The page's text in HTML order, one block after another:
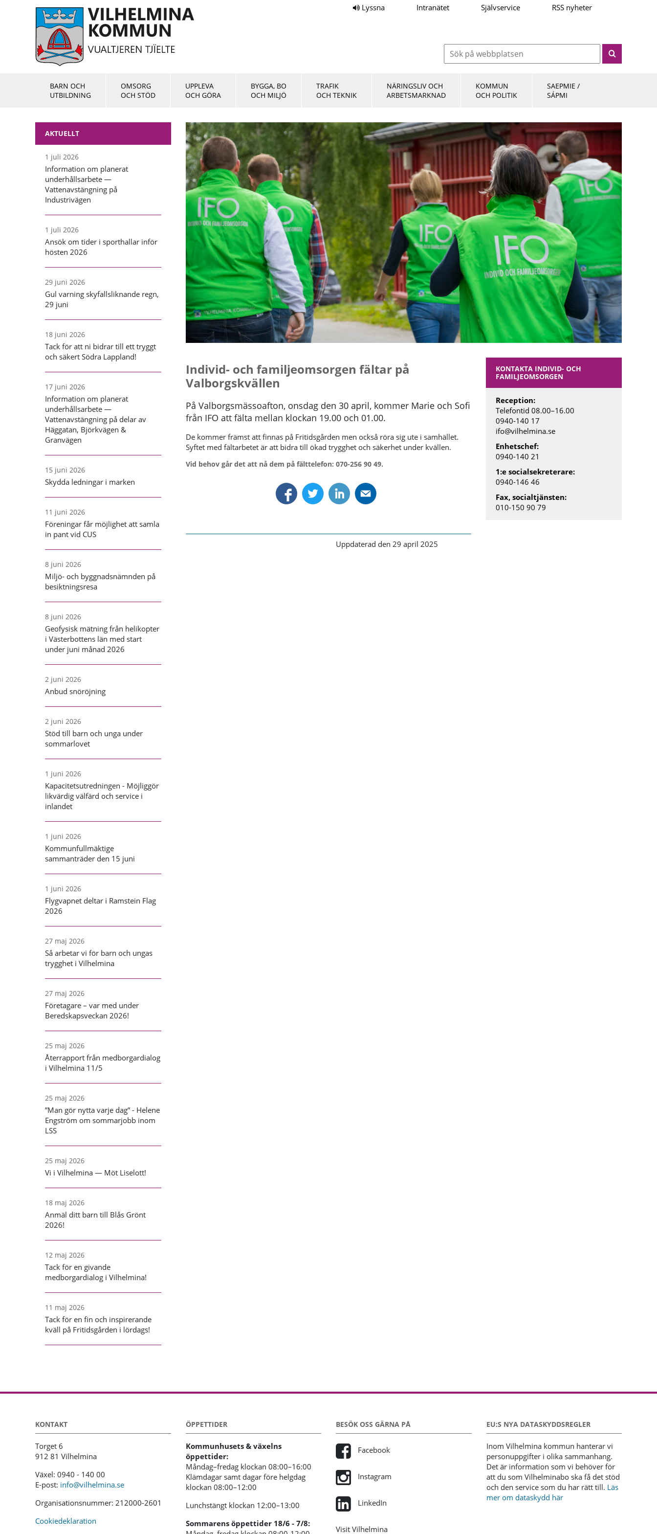
Lyssna Intranätet Självservice RSS nyheter
BARN OCH
UTBILDNING
OMSORG
OCH STÖD
UPPLEVA
OCH GÖRA
BYGGA, BO
OCH MILJÖ
TRAFIK
OCH TEKNIK
NÄRINGSLIV OCH
ARBETSMARKNAD
KOMMUN
OCH POLITIK
SAEPMIE /
SÁPMI
AKTUELLT
1 juli 2026
Information om planerat
underhållsarbete —
Vattenavstängning på
Industrivägen
1 juli 2026
Ansök om tider i sporthallar inför
hösten 2026
29 juni 2026
Gul varning skyfallsliknande regn,
29 juni
18 juni 2026
Tack för att ni bidrar till ett tryggt
och säkert Södra Lappland!
17 juni 2026
Information om planerat
underhållsarbete —
Vattenavstängning på delar av
Häggatan, Björkvägen &
Granvägen
15 juni 2026
Skydda ledningar i marken
11 juni 2026
Föreningar får möjlighet att samla
in pant vid CUS
8 juni 2026
Miljö- och byggnadsnämnden på
besiktningsresa
8 juni 2026
Geofysisk mätning från helikopter
i Västerbottens län med start
under juni månad 2026
2 juni 2026
Anbud snöröjning
2 juni 2026
Stöd till barn och unga under
sommarlovet
1 juni 2026
Kapacitetsutredningen - Möjliggör
likvärdig välfärd och service i
inlandet
1 juni 2026
Kommunfullmäktige
sammanträder den 15 juni
1 juni 2026
Flygvapnet deltar i Ramstein Flag
2026
27 maj 2026
Så arbetar vi för barn och ungas
trygghet i Vilhelmina
27 maj 2026
Företagare – var med under
Beredskapsveckan 2026!
25 maj 2026
Återrapport från medborgardialog
i Vilhelmina 11/5
25 maj 2026
”Man gör nytta varje dag” - Helene
Engström om sommarjobb inom
LSS
25 maj 2026
Vi i Vilhelmina — Möt Liselott!
18 maj 2026
Anmäl ditt barn till Blås Grönt
2026!
12 maj 2026
Tack för en givande
medborgardialog i Vilhelmina!
11 maj 2026
Tack för en fin och inspirerande
kväll på Fritidsgården i lördags!
Individ- och familjeomsorgen fältar på
Valborgskvällen
På Valborgsmässoafton, onsdag den 30 april, kommer Marie och Sofi
från IFO att fälta mellan klockan 19.00 och 01.00.
De kommer främst att finnas på Fritidsgården men också röra sig ute i samhället.
Syftet med fältarbetet är att bidra till ökad trygghet och säkerhet under kvällen.
Vid behov går det att nå dem på fälttelefon: 070-256 90 49.
Uppdaterad den 29 april 2025
KONTAKTA INDIVID- OCH
FAMILJEOMSORGEN
Reception:
Telefontid 08.00–16.00
0940-140 17
ifo@vilhelmina.se
Enhetschef:
0940-140 21
1:e socialsekreterare:
0940-146 46
Fax, socialtjänsten:
010-150 90 79
KONTAKT
Torget 6
912 81 Vilhelmina
Växel: 0940 - 140 00
E-post: info@vilhelmina.se
Organisationsnummer: 212000-2601
Cookiedeklaration
ÖPPETTIDER
Kommunhusets & växelns
öppettider:
Måndag–fredag klockan 08:00–16:00
Klämdagar samt dagar före helgdag
klockan 08:00–12:00
Lunchstängt klockan 12:00–13:00
Sommarens öppettider 18/6 - 7/8:
BESÖK OSS GÄRNA PÅ
Facebook
Instagram
LinkedIn
Visit Vilhelmina
EU:S NYA DATASKYDDSREGLER
Inom Vilhelmina kommun hanterar vi
personuppgifter i olika sammanhang.
Det är information som vi behöver för
att du som Vilhelminabo ska få det stöd
och den service som du har rätt till. Läs
mer om dataskydd här